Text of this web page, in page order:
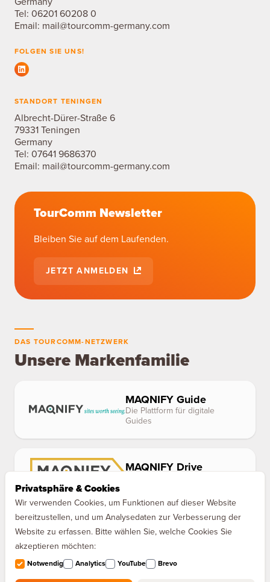
Privatsphäre & Cookies
Wir verwenden Cookies, um Funktionen auf dieser Website
bereitzustellen, und um Analysedaten zur Verbesserung der
Website zu erfassen. Bitte wählen Sie, welche Cookies Sie
akzeptieren möchten:
Notwendig Analytics YouTube Brevo
Tel: 06201 60208 0
Email: mail@tourcomm-germany.com
FOLGEN SIE UNS!
STANDORT TENINGEN
Albrecht-Dürer-Straße 6
79331 Teningen
Germany
Tel: 07641 9686370
Email: mail@tourcomm-germany.com
TourComm Newsletter
Bleiben Sie auf dem Laufenden.
JETZT ANMELDEN
DAS TOURCOMM-NETZWERK
Unsere Markenfamilie
MAQNIFY Guide
Die Plattform für digitale
Guides
MAQNIFY Drive